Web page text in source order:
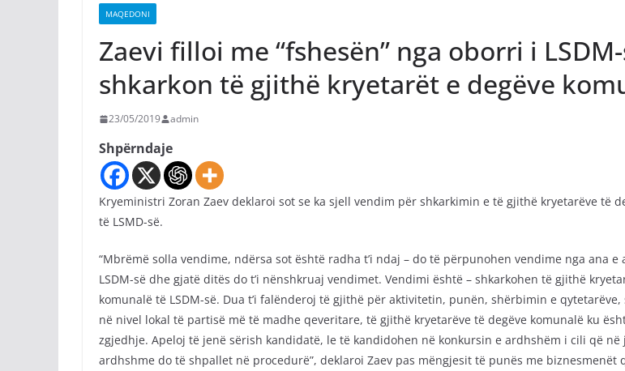
MAQEDONI
Zaevi filloi me “fshesën” nga oborri i
shkarkon të gjithë kryetarët e degëve
23/05/2019 admin
Shpërndaje
Kryeministri Zoran Zaev deklaroi sot se ka sjell vendim për shkarkimin e të gjithë kryetarëve të
të LSMD-së.
“Mbrëmë solla vendime, ndërsa sot është radha t’i ndaj – do të përpunohen vendime nga ana e
LSDM-së dhe gjatë ditës do t’i nënshkruaj vendimet. Vendimi është – shkarkohen të gjithë
komunalë të LSDM-së. Dua t’i falënderoj të gjithë për aktivitetin, punën, shërbimin e qytetarëve,
në nivel lokal të partisë më të madhe qeveritare, të gjithë kryetarëve të degëve komunalë ku
zgjedhje. Apeloj të jenë sërish kandidatë, le të kandidohen në konkursin e ardhshëm i cili që në
ardhshme do të shpallet në procedurë”, deklaroi Zaev pas mëngjesit të punës me biznesmenët